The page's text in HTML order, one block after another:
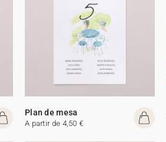
Plan de mesa
A partir de 4,50 €